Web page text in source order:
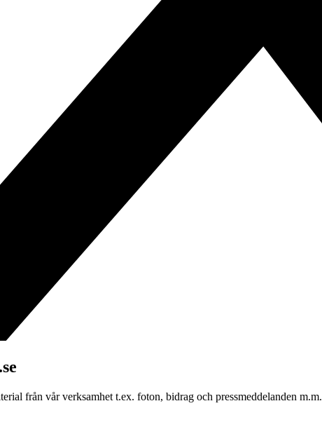
från vår verksamhet t.ex. foton, bidrag och pressmeddelanden m.m.